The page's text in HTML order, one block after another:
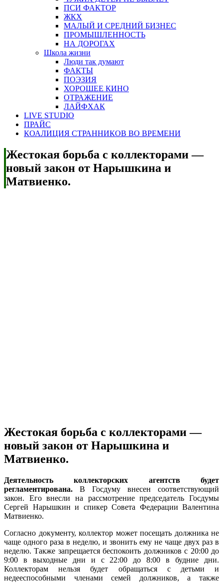
ПСИ ФАКТОР
ЖКХ
МАЛЫЙ И СРЕДНИЙ БИЗНЕС
ПРОМЫШЛЕННОСТЬ
НА ДОРОГАХ
Школа жизни
Люди так думают
ФАКТЫ
ПОЭЗИЯ
ХОРОШЕЕ КИНО
ОТРАЖЕНИЕ
ЛАЙФХАК
LIVE STUDIO
ПРАЙС
КОАЛИЦИЯ СТРАННИКОВ ВО ВРЕМЕНИ
Жестокая борьба с коллекторами —
новый закон от Нарышкина и
Матвиенко.
Жестокая борьба с коллекторами —
новый закон от Нарышкина и
Матвиенко.
Деятельность коллекторских агентств будет
регламентирована. В Госдуму внесен соответствующий
закон. Его внесли на рассмотрение председатель Госдумы
Сергей Нарышкин и спикер Совета Федерации Валентина
Матвиенко.
Согласно документу, коллектор может посещать должника не
чаще одного раза в неделю, и звонить ему не чаще двух раз в
неделю. Также запрещается беспокоить должников с 20:00 до
9:00 в выходные дни и с 22:00 до 8:00 в будние дни.
Коллекторам нельзя будет обращаться с детьми и
недееспособными членами семей должников, а также